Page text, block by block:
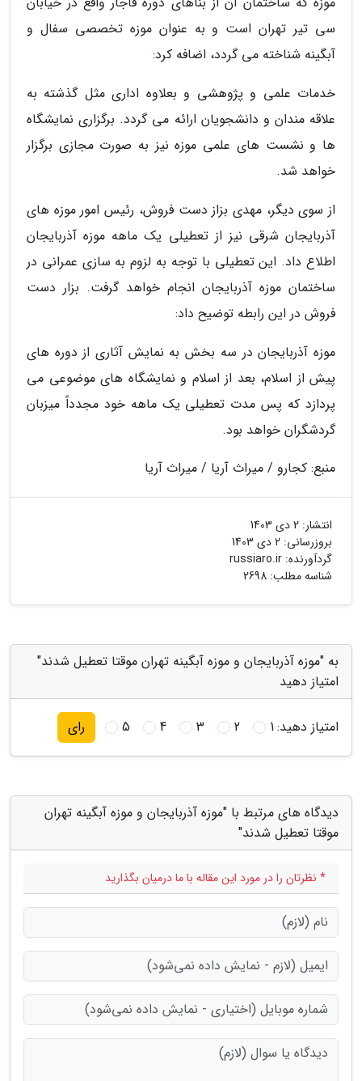
سی تیر تهران است و به عنوان موزه تخصصی سفال و
آبگینه شناخته می گردد، اضافه کرد:
خدمات علمی و پژوهشی و بعلاوه اداری مثل گذشته به
علاقه مندان و دانشجویان ارائه می گردد. برگزاری نمایشگاه
ها و نشست های علمی موزه نیز به صورت مجازی برگزار
خواهد شد.
از سوی دیگر، مهدی بزاز دست فروش، رئیس امور موزه های
آذربایجان شرقی نیز از تعطیلی یک ماهه موزه آذربایجان
اطلاع داد. این تعطیلی با توجه به لزوم به سازی عمرانی در
ساختمان موزه آذربایجان انجام خواهد گرفت. بزار دست
فروش در این رابطه توضیح داد:
موزه آذربایجان در سه بخش به نمایش آثاری از دوره های
پیش از اسلام، بعد از اسلام و نمایشگاه های موضوعی می
پردازد که پس مدت تعطیلی یک ماهه خود مجدداً میزبان
گردشگران خواهد بود.
منبع: کجارو / میراث آریا / میراث آریا
انتشار: 2 دی 1403
بروزرسانی: 2 دی 1403
گردآورنده: russiaro.ir
شناسه مطلب: 2698
به "موزه آذربایجان و موزه آبگینه تهران موقتا تعطیل شدند"
امتیاز دهید
امتیاز دهید:1
2
3
4
5 رای
دیدگاه های مرتبط با "موزه آذربایجان و موزه آبگینه تهران
موقتا تعطیل شدند"
* نظرتان را در مورد این مقاله با ما درمیان بگذارید